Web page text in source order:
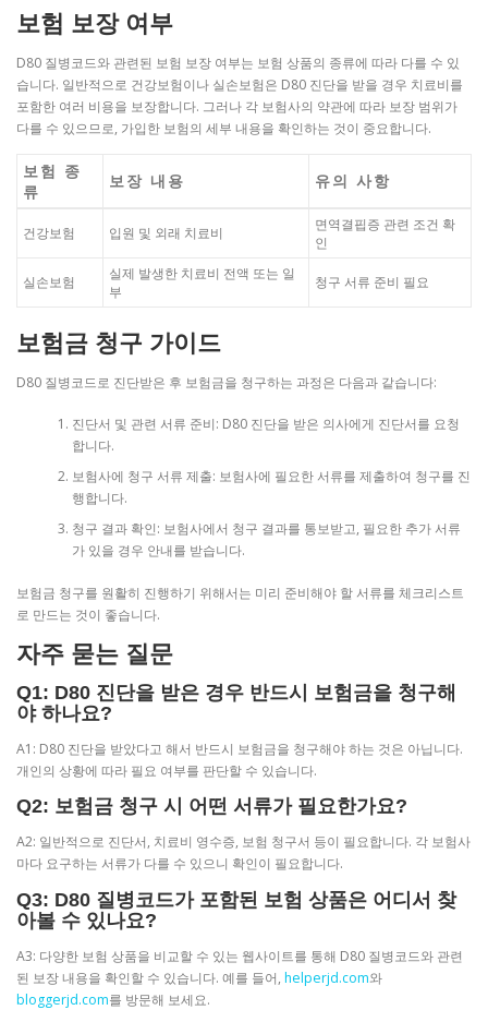
보험 보장 여부
D80 질병코드와 관련된 보험 보장 여부는 보험 상품의 종류에 따라 다를 수 있
습니다. 일반적으로 건강보험이나 실손보험은 D80 진단을 받을 경우 치료비를
포함한 여러 비용을 보장합니다. 그러나 각 보험사의 약관에 따라 보장 범위가
다를 수 있으므로, 가입한 보험의 세부 내용을 확인하는 것이 중요합니다.
보험 종
류
보장 내용 유의 사항
건강보험 입원 및 외래 치료비
면역결핍증 관련 조건 확
인
실손보험
실제 발생한 치료비 전액 또는 일
부
청구 서류 준비 필요
보험금 청구 가이드
D80 질병코드로 진단받은 후 보험금을 청구하는 과정은 다음과 같습니다:
진단서 및 관련 서류 준비: D80 진단을 받은 의사에게 진단서를 요청
합니다.
보험사에 청구 서류 제출: 보험사에 필요한 서류를 제출하여 청구를 진
행합니다.
청구 결과 확인: 보험사에서 청구 결과를 통보받고, 필요한 추가 서류
가 있을 경우 안내를 받습니다.
보험금 청구를 원활히 진행하기 위해서는 미리 준비해야 할 서류를 체크리스트
로 만드는 것이 좋습니다.
자주 묻는 질문
Q1: D80 진단을 받은 경우 반드시 보험금을 청구해
야 하나요?
A1: D80 진단을 받았다고 해서 반드시 보험금을 청구해야 하는 것은 아닙니다.
개인의 상황에 따라 필요 여부를 판단할 수 있습니다.
Q2: 보험금 청구 시 어떤 서류가 필요한가요?
A2: 일반적으로 진단서, 치료비 영수증, 보험 청구서 등이 필요합니다. 각 보험사
마다 요구하는 서류가 다를 수 있으니 확인이 필요합니다.
Q3: D80 질병코드가 포함된 보험 상품은 어디서 찾
아볼 수 있나요?
A3: 다양한 보험 상품을 비교할 수 있는 웹사이트를 통해 D80 질병코드와 관련
된 보장 내용을 확인할 수 있습니다. 예를 들어, helperjd.com와
bloggerjd.com를 방문해 보세요.